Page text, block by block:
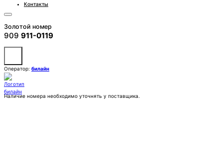
Контакты
Золотой номер
909 911-0119
Оператор: билайн
Наличие номера необходимо уточнять у поставщика.